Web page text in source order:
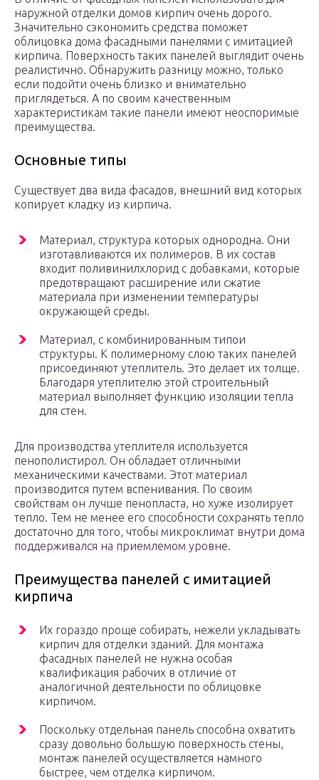
наружной отделки домов кирпич очень дорого.
Значительно сэкономить средства поможет
облицовка дома фасадными панелями с имитацией
кирпича. Поверхность таких панелей выглядит очень
реалистично. Обнаружить разницу можно, только
если подойти очень близко и внимательно
приглядеться. А по своим качественным
характеристикам такие панели имеют неоспоримые
преимущества.
Основные типы
Существует два вида фасадов, внешний вид которых
копирует кладку из кирпича.
Материал, структура которых однородна. Они
изготавливаются их полимеров. В их состав
входит поливинилхлорид с добавками, которые
предотвращают расширение или сжатие
материала при изменении температуры
окружающей среды.
Материал, с комбинированным типои
структуры. К полимерному слою таких панелей
присоединяют утеплитель. Это делает их толще.
Благодаря утеплителю этой строительный
материал выполняет функцию изоляции тепла
для стен.
Для производства утеплителя используется
пенополистирол. Он обладает отличными
механическими качествами. Этот материал
производится путем вспенивания. По своим
свойствам он лучше пенопласта, но хуже изолирует
тепло. Тем не менее его способности сохранять тепло
достаточно для того, чтобы микроклимат внутри дома
поддерживался на приемлемом уровне.
Преимущества панелей с имитацией
кирпича
Их гораздо проще собирать, нежели укладывать
кирпич для отделки зданий. Для монтажа
фасадных панелей не нужна особая
квалификация рабочих в отличие от
аналогичной деятельности по облицовке
кирпичом.
Поскольку отдельная панель способна охватить
сразу довольно большую поверхность стены,
монтаж панелей осуществляется намного
быстрее, чем отделка кирпичом.